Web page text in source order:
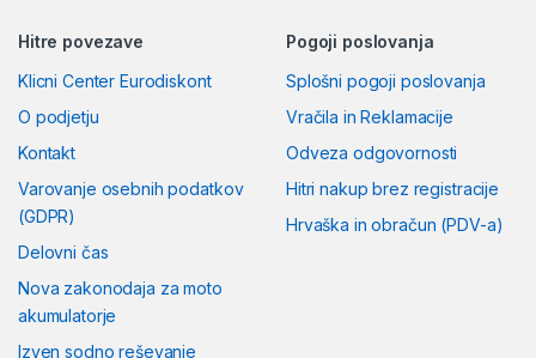
Hitre povezave
Klicni Center Eurodiskont
O podjetju
Kontakt
Varovanje osebnih podatkov
(GDPR)
Delovni čas
Nova zakonodaja za moto
akumulatorje
Izven sodno reševanje
Pogoji poslovanja
Splošni pogoji poslovanja
Vračila in Reklamacije
Odveza odgovornosti
Hitri nakup brez registracije
Hrvaška in obračun (PDV-a)